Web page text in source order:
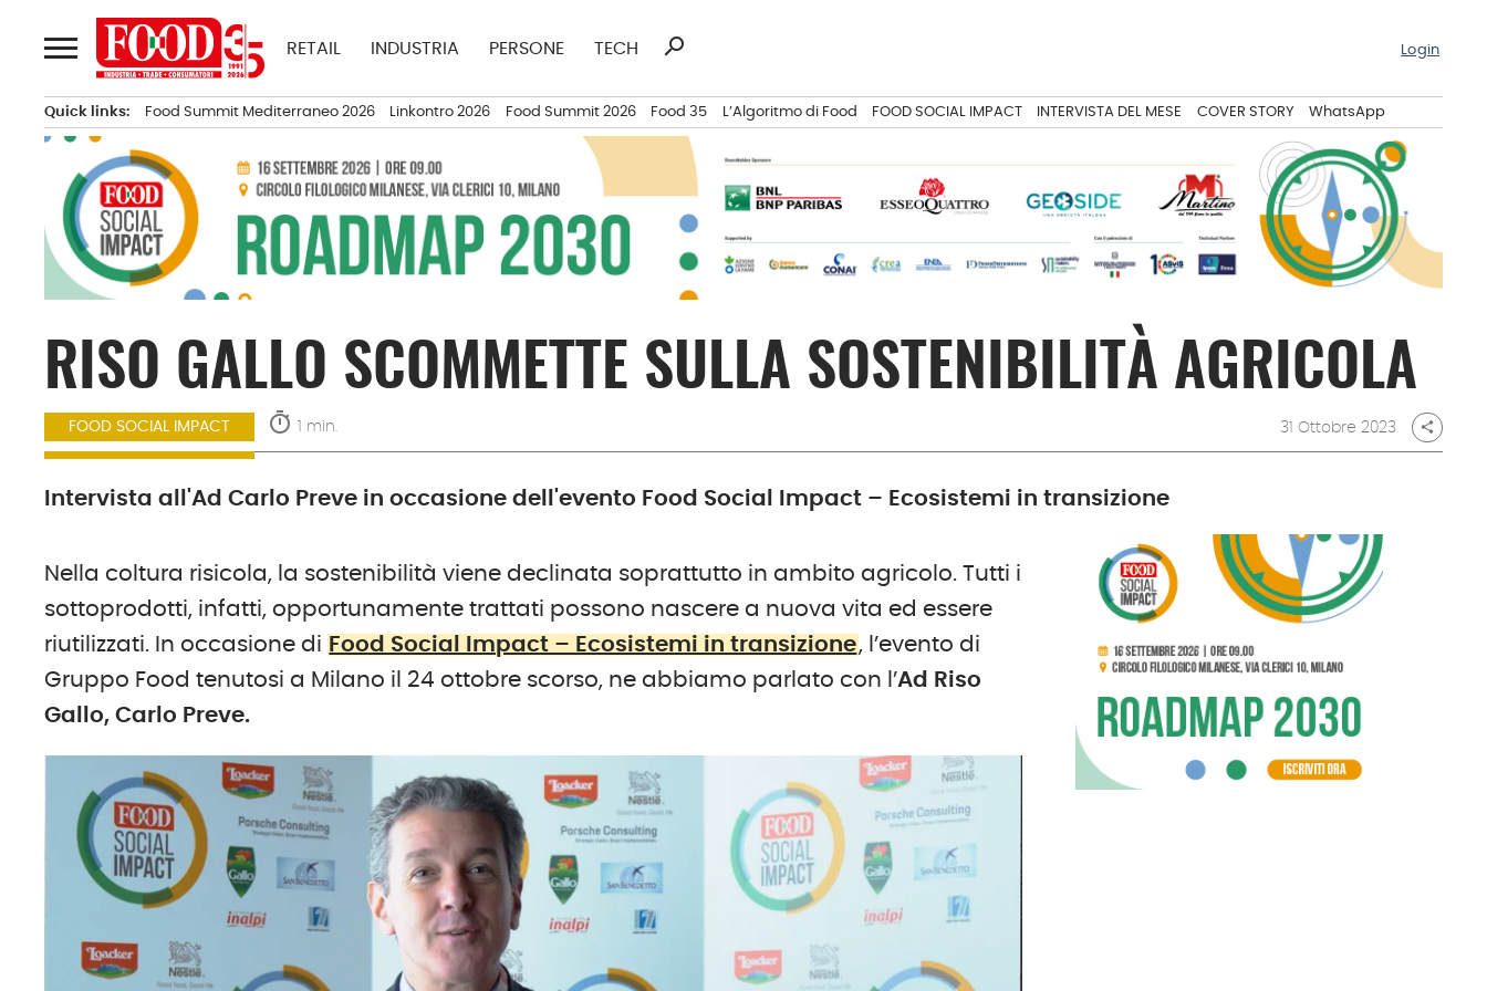
al
contenuto
RETAIL INDUSTRIA PERSONE TECH
Ricerca
search Login
Quick links: Food Summit Mediterraneo 2026 Linkontro 2026 Food Summit 2026 Food 35 L’Algoritmo di Food FOOD SOCIAL IMPACT INTERVISTA DEL MESE COVER STORY WhatsApp
RISO GALLO SCOMMETTE SULLA SOSTENIBILITÀ AGRICOLA
FOOD SOCIAL IMPACT timer 1 min. 31 Ottobre 2023 share
Intervista all'Ad Carlo Preve in occasione dell'evento Food Social Impact – Ecosistemi in transizione
Nella coltura risicola, la sostenibilità viene declinata soprattutto in ambito agricolo. Tutti i
sottoprodotti, infatti, opportunamente trattati possono nascere a nuova vita ed essere
riutilizzati. In occasione di Food Social Impact – Ecosistemi in transizione, l’evento di
Gruppo Food tenutosi a Milano il 24 ottobre scorso, ne abbiamo parlato con l’Ad Riso
Gallo, Carlo Preve.